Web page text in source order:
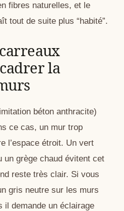
fibres naturelles, et le
tout de suite plus “habité”.
la
béton anthracite)
ce cas, un mur trop
l’espace étroit. Un vert
un grège chaud évitent cet
reste très clair. Si vous
gris neutre sur les murs
il demande un éclairage